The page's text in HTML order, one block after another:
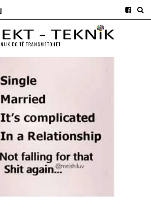
DO TЁ TRANSMETOHET